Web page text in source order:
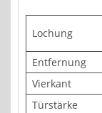
Lochung
Entfernung
Vierkant
Türstärke